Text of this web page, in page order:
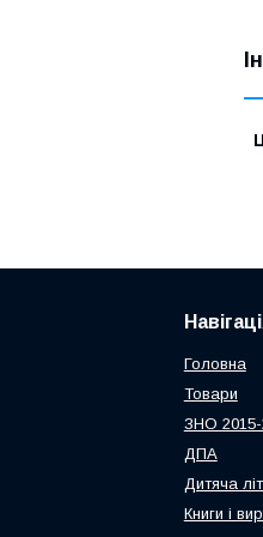
Головна
Товари
ЗНО 2015-
ДПА
Дитяча
Книги і